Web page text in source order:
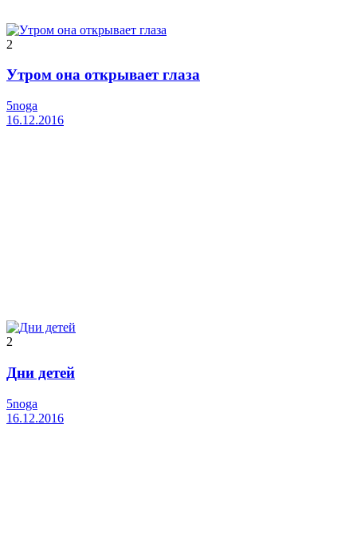
2
Утром она открывает глаза
5noga
16.12.2016
2
Дни детей
5noga
16.12.2016